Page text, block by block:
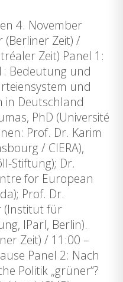
4. November
(Berliner Zeit) /
Zeit) Panel 1:
Bedeutung und
und
in Deutschland
PhD (Université
Prof. Dr. Karim
/ CIERA),
Stiftung); Dr.
for European
Prof. Dr.
(Institut für
IParl, Berlin).
Zeit) / 11:00 –
Panel 2: Nach
Politik „grüner“?